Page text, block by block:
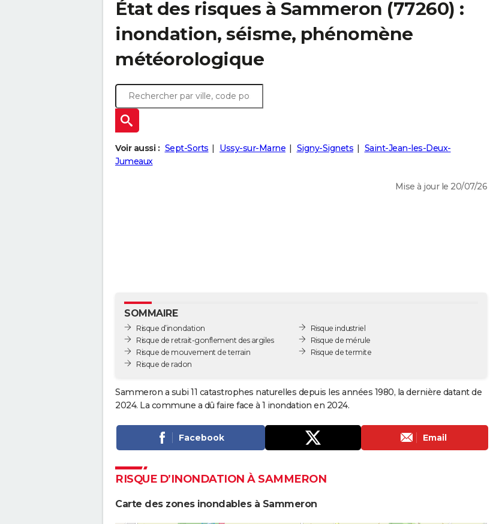
État des risques à Sammeron (77260) :
inondation, séisme, phénomène
météorologique
Voir aussi : Sept-Sorts Ussy-sur-Marne Signy-Signets
Saint-Jean-les-Deux-
Jumeaux
Mise à jour le 20/07/26
SOMMAIRE
Risque d’inondation
Risque de retrait-gonflement des argiles
Risque de mouvement de terrain
Risque de radon
Risque industriel
Risque de mérule
Risque de termite
Sammeron a subi 11 catastrophes naturelles depuis les années 1980, la dernière datant de
2024. La commune a dû faire face à 1 inondation en 2024.
Facebook Email
RISQUE D’INONDATION À SAMMERON
Carte des zones inondables à Sammeron